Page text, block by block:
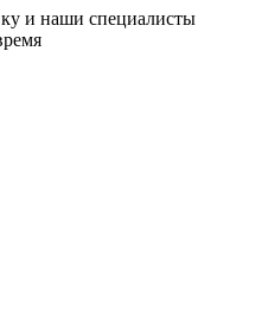
и наши специалисты